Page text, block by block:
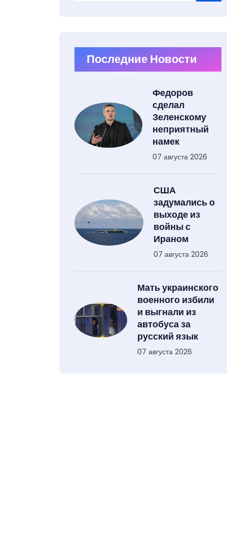
Последние Новости
Федоров
сделал
Зеленскому
неприятный
намек
07 августа 2026
США
задумались о
выходе из
войны с
Ираном
07 августа 2026
Мать украинского
военного избили
и выгнали из
автобуса за
русский язык
07 августа 2026